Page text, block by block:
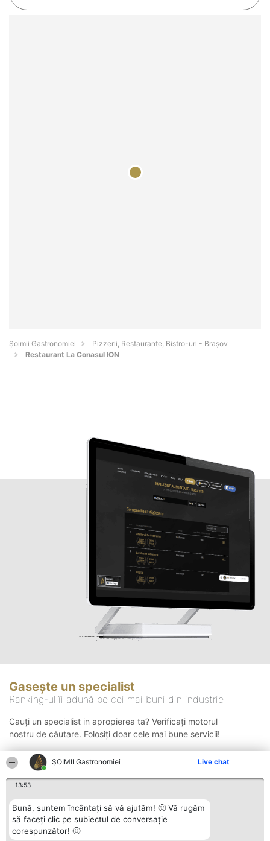
ȘOIMII Gastronomiei Live chat
13:53
Bună, suntem încântați să vă ajutăm! 🙂 Vă rugăm
să faceți clic pe subiectul de conversație
corespunzător! 🙂
Șoimii Gastronomiei
Pizzerii, Restaurante, Bistro-uri - Braşov
Restaurant La Conasul ION
Gasește un specialist
Ranking-ul îi adună pe cei mai buni din industrie
Cauți un specialist in apropierea ta? Verificați motorul
nostru de căutare. Folosiți doar cele mai bune servicii!